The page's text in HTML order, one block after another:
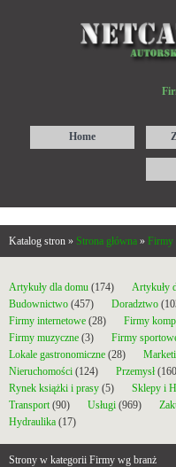
Home
Katalog stron » Strona główna » Firmy
Artykuły dla domu (174) Artykuły
Budownictwo (457) Doradztwo
Firmy internetowe (28) Firmy
Firmy muzyczne (3) Firmy
Lokale gastronomiczne (28)
Nieruchomości (124) Przemysł
Rynek książki i prasy (5) Sklepy i
Transport (90) Usługi (969)
Hydraulika (17)
Strony w kategorii Firmy wg branż